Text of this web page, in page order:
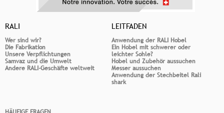
RALI
Wer sind wir?
Die Fabrikation
Unsere Verpflichtungen
Samvaz und die Umwelt
Andere RALI-Geschäfte weltweit
LEITFADEN
Anwendung der RALI Hobel
Ein Hobel mit schwerer oder
leichter Sohle?
Hobel und Zubehör aussuchen
Messer aussuchen
Anwendung der Stechbeitel Rali
shark